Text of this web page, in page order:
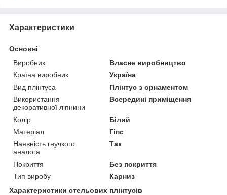
Характеристики
Основні
Виробник
Власне виробництво
Країна виробник
Україна
Вид плінтуса
Плінтус з орнаментом
Використання
декоративної ліпнини
Всередині приміщення
Колір
Білий
Матеріал
Гіпс
Наявність гнучкого
аналога
Так
Покриття
Без покриття
Тип виробу
Карниз
Характеристики стельових плінтусів